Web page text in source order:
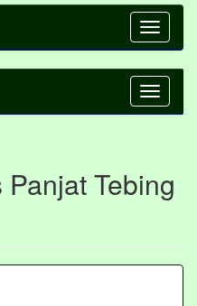
Toggle
Toggle
Tebing